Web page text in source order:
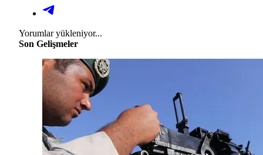
Yorumlar yükleniyor...
Son Gelişmeler